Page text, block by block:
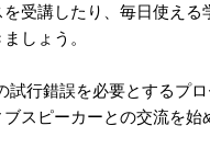
受講したり、毎日使え
しょう。
行錯誤を必要とするプ
スピーカーとの交流を